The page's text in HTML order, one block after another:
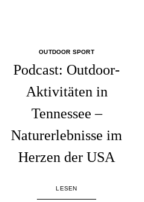
OUTDOOR SPORT
Podcast: Outdoor-
Aktivitäten in
Tennessee –
Naturerlebnisse im
Herzen der USA
LESEN